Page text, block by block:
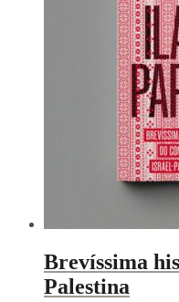
Brevíssima
Palestina